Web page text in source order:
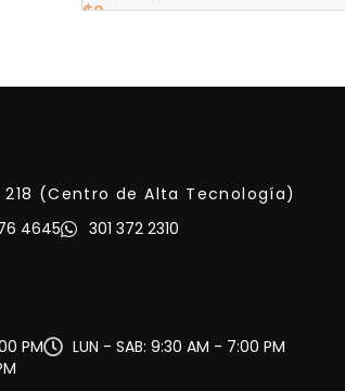
$0
(Centro de Alta Tecnología)
4645 301 372 2310
PM
LUN - SAB: 9:30 AM - 7:00 PM